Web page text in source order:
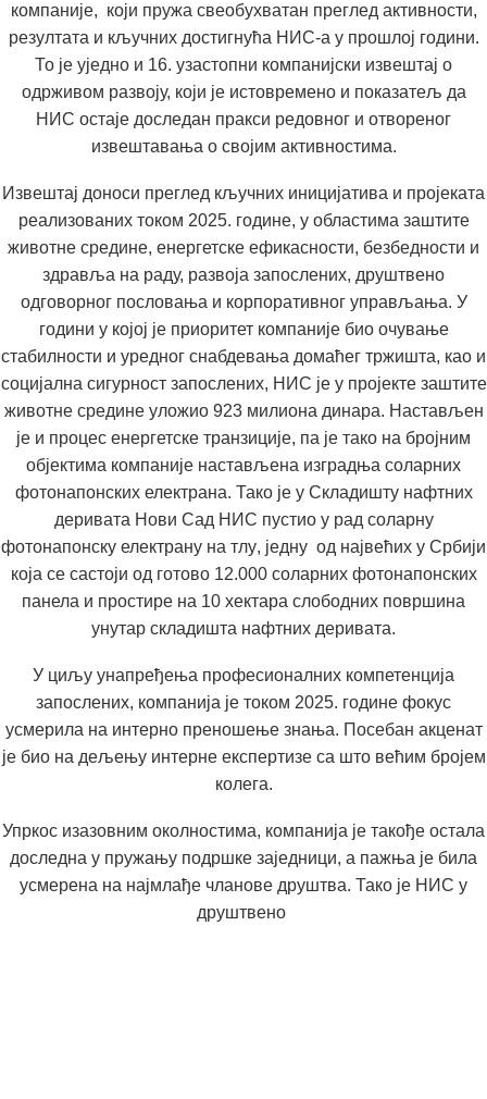
компаније, који пружа свеобухватан преглед активности,
резултата и кључних достигнућа НИС-а у прошлој години.
То је уједно и 16. узастопни компанијски извештај о
одрживом развоју, који је истовремено и показатељ да
НИС остаје доследан пракси редовног и отвореног
извештавања о својим активностима.
Извештај доноси преглед кључних иницијатива и пројеката
реализованих током 2025. године, у областима заштите
животне средине, енергетске ефикасности, безбедности и
здравља на раду, развоја запослених, друштвено
одговорног пословања и корпоративног управљања. У
години у којој је приоритет компаније био очување
стабилности и уредног снабдевања домаћег тржишта, као и
социјална сигурност запослених, НИС је у пројекте заштите
животне средине уложио 923 милиона динара. Настављен
је и процес енергетске транзиције, па је тако на бројним
објектима компаније настављена изградња соларних
фотонапонских електрана. Тако је у Складишту нафтних
деривата Нови Сад НИС пустио у рад соларну
фотонапонску електрану на тлу, једну од највећих у Србији
која се састоји од готово 12.000 соларних фотонапонских
панела и простире на 10 хектара слободних површина
унутар складишта нафтних деривата.
У циљу унапређења професионалних компетенција
запослених, компанија је током 2025. године фокус
усмерила на интерно преношење знања. Посебан акценат
је био на дељењу интерне експертизе са што већим бројем
колега.
Упркос изазовним околностима, компанија је такође остала
доследна у пружању подршке заједници, а пажња је била
усмерена на најмлађе чланове друштва. Тако је НИС у
друштвено